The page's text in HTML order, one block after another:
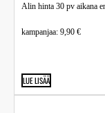
Alin hinta 30 pv aikana
kampanjaa: 9,90 €
LUE LISÄÄ